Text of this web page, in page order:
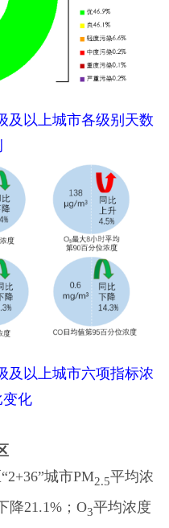
及以上城市各级别天数
及以上城市六项指标浓
变化
城市PM2.5平均浓
降21.1%；O3平均浓度